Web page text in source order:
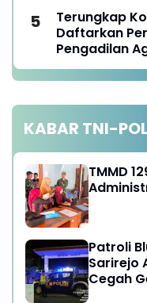
Terungkap
Daftarkan
Pengadilan
KABAR TNI-
TMMD
Patroli
Sarirejo
Cegah